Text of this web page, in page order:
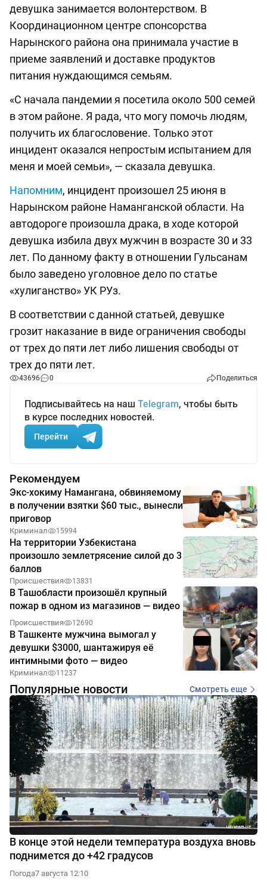
девушка занимается волонтерством. В
Координационном центре спонсорства
Нарынского района она принимала участие в
приеме заявлений и доставке продуктов
питания нуждающимся семьям.
«С начала пандемии я посетила около 500 семей
в этом районе. Я рада, что могу помочь людям,
получить их благословение. Только этот
инцидент оказался непростым испытанием для
меня и моей семьи», — сказала девушка.
Напомним, инцидент произошел 25 июня в
Нарынском районе Наманганской области. На
автодороге произошла драка, в ходе которой
девушка избила двух мужчин в возрасте 30 и 33
лет. По данному факту в отношении Гульсанам
было заведено уголовное дело по статье
«хулиганство» УК РУз.
В соответствии с данной статьей, девушке
грозит наказание в виде ограничения свободы
от трех до пяти лет либо лишения свободы от
трех до пяти лет.
43696 0 Поделиться
Подписывайтесь на наш Telegram, чтобы быть
в курсе последних новостей.
Перейти
Рекомендуем
Экс-хокиму Намангана, обвиняемому
в получении взятки $60 тыс., вынесли
приговор
Криминал 15994
На территории Узбекистана
произошло землетрясение силой до 3
баллов
Происшествия 13831
В Ташобласти произошёл крупный
пожар в одном из магазинов — видео
Происшествия 12690
В Ташкенте мужчина вымогал у
девушки $3000, шантажируя её
интимными фото — видео
Криминал 11237
Популярные новости Смотреть еще
В конце этой недели температура воздуха вновь
поднимется до +42 градусов
Погода7 августа 12:10